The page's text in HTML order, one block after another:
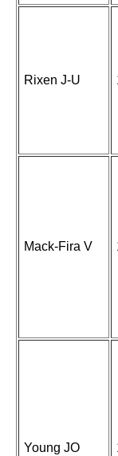
Rixen J-U
Mack-Fira V
Young JO